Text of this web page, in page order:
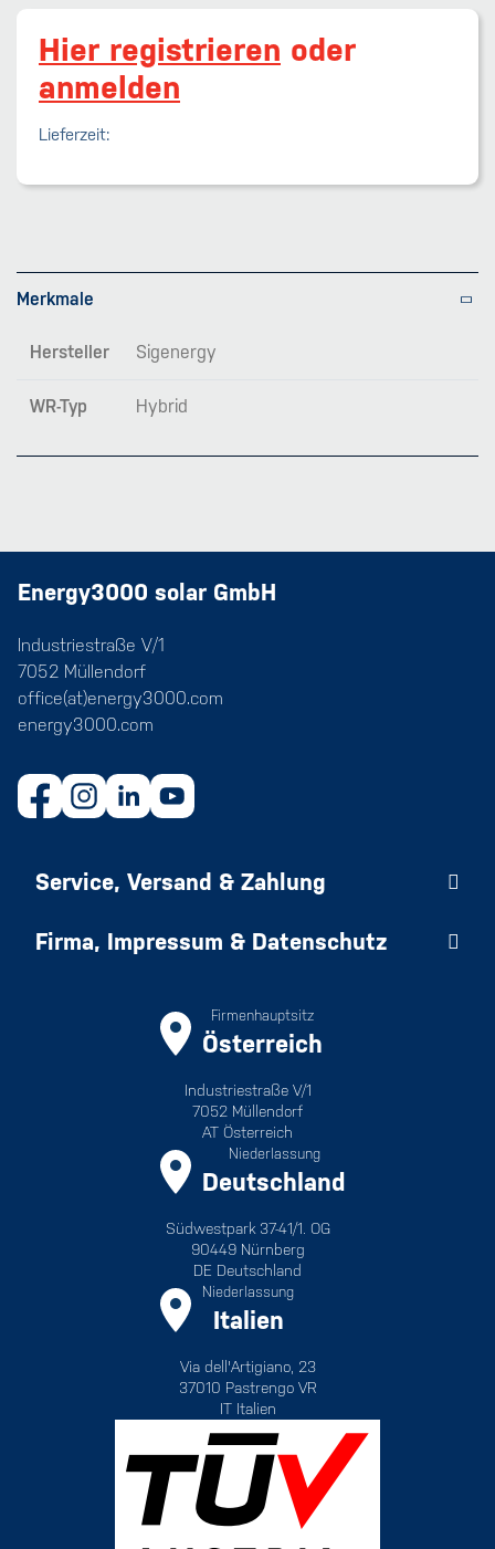
Hier registrieren oder
anmelden
Lieferzeit:
Merkmale
Hersteller Sigenergy
WR-Typ Hybrid
Energy3000 solar GmbH
Industriestraße V/1
7052 Müllendorf
office(at)energy3000.com
energy3000.com
Service, Versand & Zahlung
Firma, Impressum & Datenschutz
Firmenhauptsitz
Österreich
Industriestraße V/1
7052 Müllendorf
AT Österreich
Niederlassung
Deutschland
Südwestpark 37-41/1. OG
90449 Nürnberg
DE Deutschland
Niederlassung
Italien
Via dell'Artigiano, 23
37010 Pastrengo VR
IT Italien